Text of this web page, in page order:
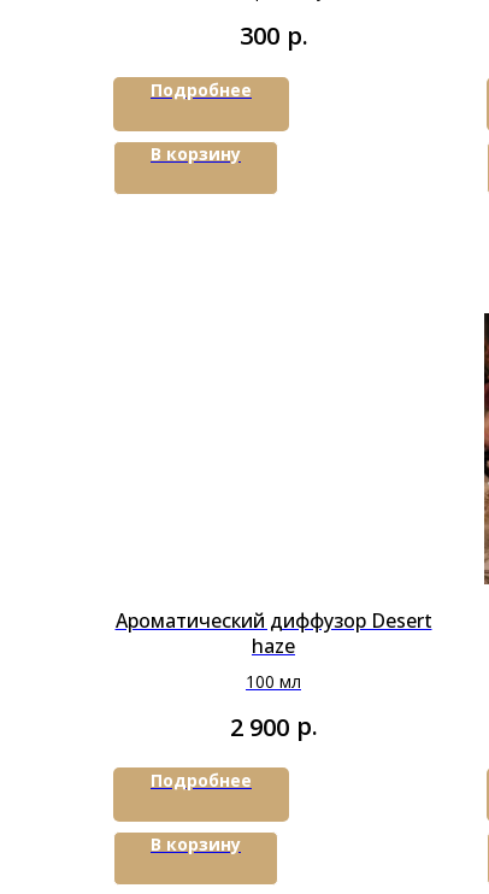
300 р.
Подробнее
В корзину
Ароматический диффузор Desert
haze
100 мл
2 900 р.
Подробнее
В корзину